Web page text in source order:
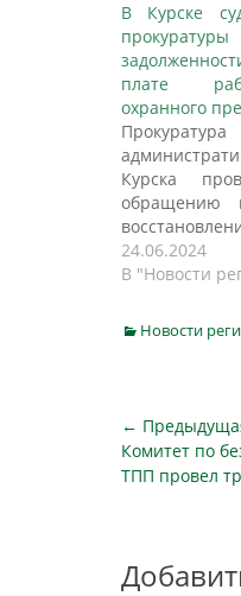
В Курске
плате
охранного
Курска
обращению
по сентябрь
города
отношения
заключил,
24.06.2024
В "Новости
Categories
Новости
по
←
Предыдущая
публикация
Комитет по
ТПП провел